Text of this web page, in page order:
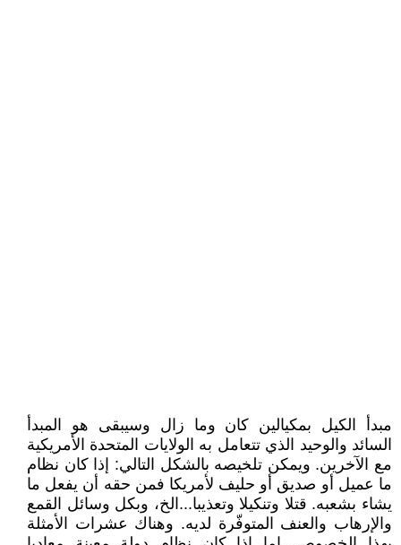
مبدأ الكيل بمكيالين كان وما زال وسيبقى هو المبدأ
السائد والوحيد الذي تتعامل به الولايات المتحدة الأمريكية
مع الآخرين. ويمكن تلخيصه بالشكل التالي: إذا كان نظام
ما عميل أو صديق أو حليف لأمريكا فمن حقه أن يفعل ما
يشاء بشعبه. قتلا وتنكيلا وتعذيبا...الخ، وبكل وسائل القمع
والإرهاب والعنف المتوفّرة لديه. وهناك عشرات الأمثلة